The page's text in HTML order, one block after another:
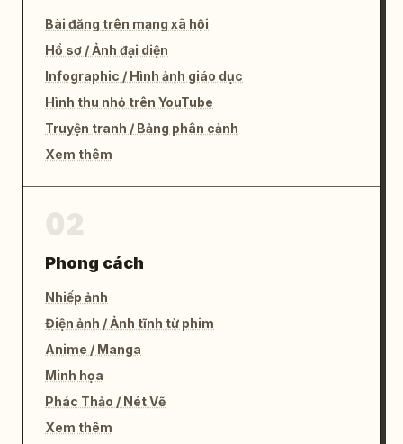
Bài đăng trên mạng xã hội
Hồ sơ / Ảnh đại diện
Infographic / Hình ảnh giáo dục
Hình thu nhỏ trên YouTube
Truyện tranh / Bảng phân cảnh
Xem thêm
Phong cách
Nhiếp ảnh
Điện ảnh / Ảnh tĩnh từ phim
Anime / Manga
Minh họa
Phác Thảo / Nét Vẽ
Xem thêm